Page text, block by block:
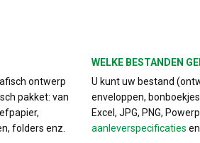
ontwerp
pakket: van
folders enz.
WELKE BESTANDEN
U kunt uw bestand
enveloppen,
Excel, JPG, PNG,
aanleverspecificaties